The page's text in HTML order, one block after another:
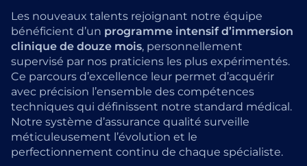
Les nouveaux talents rejoignant notre équipe
bénéficient d’un programme intensif d’immersion
clinique de douze mois, personnellement
supervisé par nos praticiens les plus expérimentés.
Ce parcours d’excellence leur permet d’acquérir
avec précision l’ensemble des compétences
techniques qui définissent notre standard médical.
Notre système d’assurance qualité surveille
méticuleusement l’évolution et le
perfectionnement continu de chaque spécialiste.